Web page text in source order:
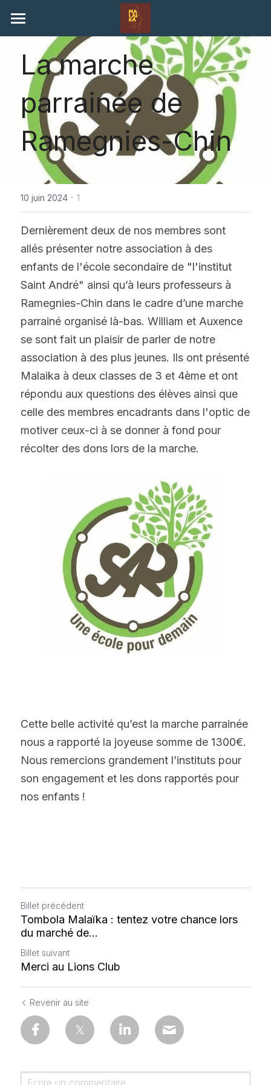
Home
Nos actualités
Notre histoire
Contexte en Ouganda
Nous soutenir
Contact
Espace parrains
Devenir Parrain/Marraine
La marche
parrainée de
Ramegnies-Chin
10 juin 2024 · 1
Dernièrement deux de nos membres sont
allés présenter notre association à des
enfants de l'école secondaire de "l'institut
Saint André" ainsi qu’à leurs professeurs à
Ramegnies-Chin dans le cadre d’une marche
parrainé organisé là-bas. William et Auxence
se sont fait un plaisir de parler de notre
association à des plus jeunes. Ils ont présenté
Malaika à deux classes de 3 et 4ème et ont
répondu aux questions des élèves ainsi que
celle des membres encadrants dans l'optic de
motiver ceux-ci à se donner à fond pour
récolter des dons lors de la marche.
Cette belle activité qu’est la marche parrainée
nous a rapporté la joyeuse somme de 1300€.
Nous remercions grandement l’instituts pour
son engagement et les dons rapportés pour
nos enfants !
Billet précédent
Tombola Malaïka : tentez votre chance lors
du marché de...
Billet suivant
Merci au Lions Club
Revenir au site
LES CATÉGORIES DE LA BOUTIQUE
Toutes les catégories